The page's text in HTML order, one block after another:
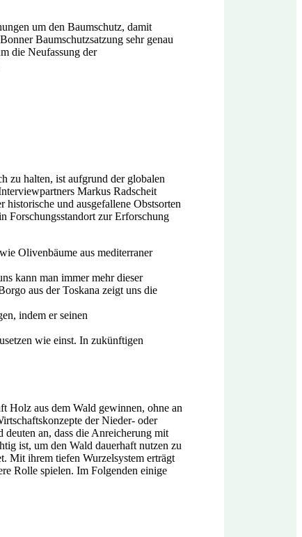
um den Baumschutz, damit
Baumschutzsatzung sehr genau
die Neufassung der
zu halten, ist aufgrund der globalen
Markus Radscheit
und ausgefallene Obstsorten
Forschungsstandort zur Erforschung
Olivenbäume aus mediterraner
kann man immer mehr dieser
aus der Toskana zeigt uns die
indem er seinen
wie einst. In zukünftigen
Holz aus dem Wald gewinnen, ohne an
der Nieder- oder
an, dass die Anreicherung mit
ist, um den Wald dauerhaft nutzen zu
Mit ihrem tiefen Wurzelsystem erträgt
Rolle spielen. Im Folgenden einige